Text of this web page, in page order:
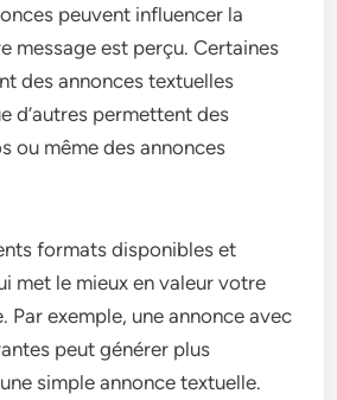
peuvent influencer la
message est perçu. Certaines
des annonces textuelles
d’autres permettent des
ou même des annonces
formats disponibles et
met le mieux en valeur votre
Par exemple, une annonce avec
peut générer plus
simple annonce textuelle.